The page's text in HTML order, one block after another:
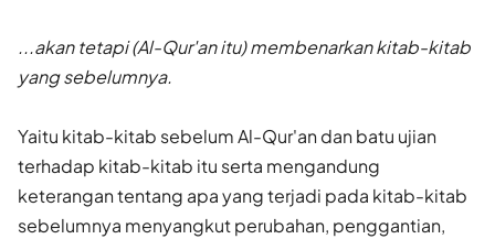
...akan tetapi (Al-Qur'an itu) membenarkan kitab-kitab
yang sebelumnya.
Yaitu kitab-kitab sebelum Al-Qur'an dan batu ujian
terhadap kitab-kitab itu serta mengandung
keterangan tentang apa yang terjadi pada kitab-kitab
sebelumnya menyangkut perubahan, penggantian,